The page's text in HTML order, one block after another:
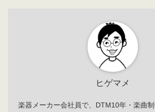
ヒゲマメ
楽器メーカー会社員で、DTM10年・楽曲